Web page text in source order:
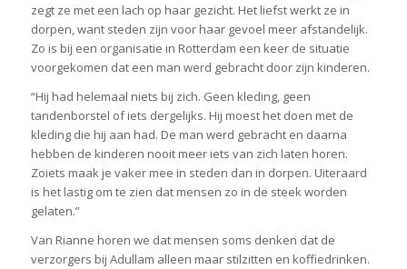
zegt ze met een lach op haar gezicht. Het liefst werkt ze in
dorpen, want steden zijn voor haar gevoel meer afstandelijk.
Zo is bij een organisatie in Rotterdam een keer de situatie
voorgekomen dat een man werd gebracht door zijn kinderen.
“Hij had helemaal niets bij zich. Geen kleding, geen
tandenborstel of iets dergelijks. Hij moest het doen met de
kleding die hij aan had. De man werd gebracht en daarna
hebben de kinderen nooit meer iets van zich laten horen.
Zoiets maak je vaker mee in steden dan in dorpen. Uiteraard
is het lastig om te zien dat mensen zo in de steek worden
gelaten.”
Van Rianne horen we dat mensen soms denken dat de
verzorgers bij Adullam alleen maar stilzitten en koffiedrinken.